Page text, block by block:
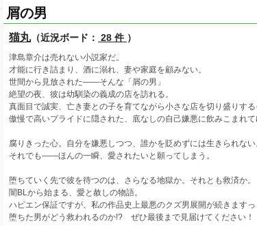
屑の男
猫丸（近況ボード： 28 件 ）
津島章介は売れない小説家だ。
才能に行き詰まり、酒に溺れ、妻や家庭を顧みない。
世間から見放された――そんな「屑の男」
絶望の夜、彼は幼馴染の義成の店を訪れる。
真面目で誠実、亡き妻との子を育てながら小さな店を切り盛りする
傲慢で高いプライドに隠された、底なしの自己嫌悪に飲みこまれて
腐りきった心。自分を嫌悪しつつ、誰かを貶めずには生きられない
それでも――ほんの一瞬、愛されたいと願ってしまう。
堕ちていく先で彼を待つのは、さらなる地獄か。それとも救済か。
闇BLから始まる、愛と赦しの物語。
ハピエン保証ですが、私の作品史上最悪のクズ男展開が続きますっ
堕ちた男がどう救われるのか!? ぜひ最後まで見届けてください！